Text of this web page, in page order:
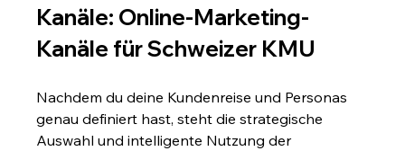
Kanäle: Online-Marketing-
Kanäle für Schweizer KMU
Nachdem du deine Kundenreise und Personas
genau definiert hast, steht die strategische
Auswahl und intelligente Nutzung der